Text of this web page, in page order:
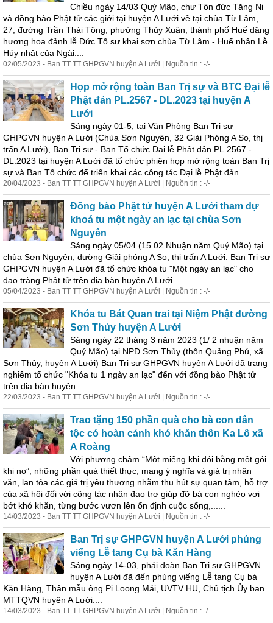
Chiều ngày 14/03 Quý Mão, chư Tôn đức Tăng Ni
và đồng bào Phật tử các giới tại huyện A Lưới về tại chùa Từ Lâm,
27, đường Trần Thái Tông, phường Thủy Xuân, thành phố Huế dâng
hương hoa đảnh lễ Đức Tổ sư khai sơn chùa Từ Lâm - Huế nhân Lễ
Húy nhật của Ngài....
02/05/2023 - Ban TT TT GHPGVN huyện A Lưới | Nguồn tin : -/-
Họp mở rộng toàn Ban Trị sự và BTC Đại lễ
Phật đản PL.2567 - DL.2023 tại huyện A
Lưới
Sáng ngày 01-5, tại Văn Phòng Ban Trị sự
GHPGVN huyện A Lưới (Chùa Sơn Nguyên, 32 Giải Phóng A So, thị
trấn A Lưới), Ban Trị sự - Ban Tổ chức Đại lễ Phật đản PL.2567 -
DL.2023 tại huyện A Lưới đã tổ chức phiên họp mở rộng toàn Ban Trị
sự và Ban Tổ chức để triển khai các công tác Đại lễ Phật đản......
20/04/2023 - Ban TT TT GHPGVN huyện A Lưới | Nguồn tin : -/-
Đồng bào Phật tử huyện A Lưới tham dự
khoá tu một ngày an lạc tại chùa Sơn
Nguyên
Sáng ngày 05/04 (15.02 Nhuận năm Quý Mão) tại
chùa Sơn Nguyên, đường Giải phóng A So, thị trấn A Lưới. Ban Trị sự
GHPGVN huyện A Lưới đã tổ chức khóa tu "Một ngày an lạc" cho
đạo tràng Phật tử trên địa bàn huyện A Lưới...
05/04/2023 - Ban TT TT GHPGVN huyện A Lưới | Nguồn tin : -/-
Khóa tu Bát Quan trai tại Niệm Phật đường
Sơn Thủy huyện A Lưới
Sáng ngày 22 tháng 3 năm 2023 (1/ 2 nhuận năm
Quý Mão) tại NPĐ Sơn Thủy (thôn Quảng Phú, xã
Sơn Thủy, huyện A Lưới) Ban Trị sự GHPGVN huyện A Lưới đã trang
nghiêm tổ chức "Khóa tu 1 ngày an lạc" đến với đồng bào Phật tử
trên địa bàn huyện....
22/03/2023 - Ban TT TT GHPGVN huyện A Lưới | Nguồn tin : -/-
Trao tặng 150 phần quà cho bà con dân
tộc có hoàn cảnh khó khăn thôn Ka Lô xã
A Roàng
Với phương châm “Một miếng khi đói bằng một gói
khi no”, những phần quà thiết thực, mang ý nghĩa và giá trị nhân
văn, lan tỏa các giá trị yêu thương nhằm thu hút sự quan tâm, hỗ trợ
của xã hội đối với công tác nhân đạo trợ giúp đỡ bà con nghèo vơi
bớt khó khăn, từng bước vươn lên ổn định cuộc sống,......
14/03/2023 - Ban TT TT GHPGVN huyện A Lưới | Nguồn tin : -/-
Ban Trị sự GHPGVN huyện A Lưới phúng
viếng Lễ tang Cụ bà Kăn Hàng
Sáng ngày 14-03, phái đoàn Ban Trị sự GHPGVN
huyện A Lưới đã đến phúng viếng Lễ tang Cụ bà
Kăn Hàng, Thân mẫu ông Pi Loong Mái, UVTV HU, Chủ tịch Ủy ban
MTTQVN huyện A Lưới....
14/03/2023 - Ban TT TT GHPGVN huyện A Lưới | Nguồn tin : -/-